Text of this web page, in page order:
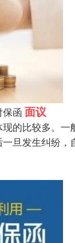
函 面议
的比较多。
旦发生纠纷